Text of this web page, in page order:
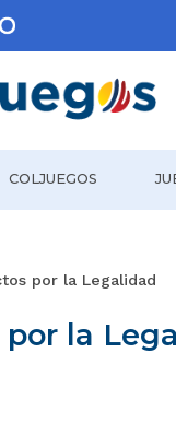
COLJUEGOS
por la Legalidad
por la